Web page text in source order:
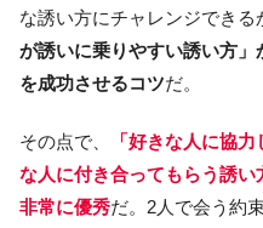
な誘い方にチャレンジできる
が誘いに乗りやすい誘い方
を成功させるコツだ。
その点で、
「好きな人に協
な人に付き合ってもらう誘
非常に優秀だ。2人で会う約